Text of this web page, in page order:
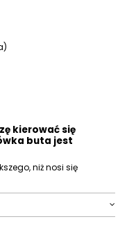
kierować się
buta jest
niż nosi się